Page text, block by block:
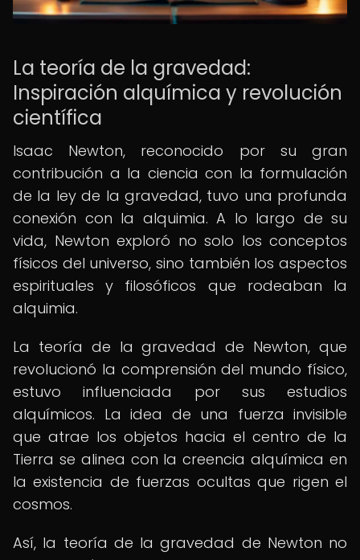
La teoría de la gravedad:
Inspiración alquímica y revolución
científica
Isaac Newton, reconocido por su gran
contribución a la ciencia con la formulación
de la ley de la gravedad, tuvo una profunda
conexión con la alquimia. A lo largo de su
vida, Newton exploró no solo los conceptos
físicos del universo, sino también los aspectos
espirituales y filosóficos que rodeaban la
alquimia.
La teoría de la gravedad de Newton, que
revolucionó la comprensión del mundo físico,
estuvo influenciada por sus estudios
alquímicos. La idea de una fuerza invisible
que atrae los objetos hacia el centro de la
Tierra se alinea con la creencia alquímica en
la existencia de fuerzas ocultas que rigen el
cosmos.
Así, la teoría de la gravedad de Newton no